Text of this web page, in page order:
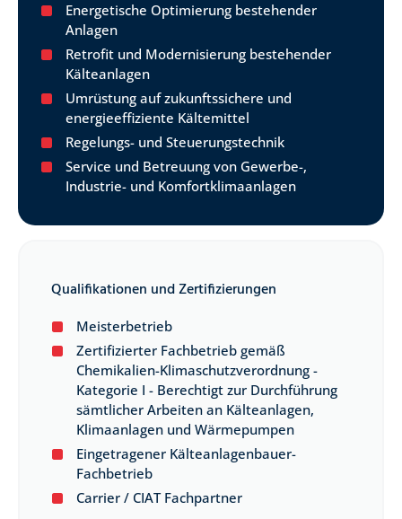
Energetische Optimierung bestehender
Anlagen
Retrofit und Modernisierung bestehender
Kälteanlagen
Umrüstung auf zukunftssichere und
energieeffiziente Kältemittel
Regelungs- und Steuerungstechnik
Service und Betreuung von Gewerbe-,
Industrie- und Komfortklimaanlagen
Qualifikationen und Zertifizierungen
Meisterbetrieb
Zertifizierter Fachbetrieb gemäß
Chemikalien-Klimaschutzverordnung -
Kategorie I - Berechtigt zur Durchführung
sämtlicher Arbeiten an Kälteanlagen,
Klimaanlagen und Wärmepumpen
Eingetragener Kälteanlagenbauer-
Fachbetrieb
Carrier / CIAT Fachpartner